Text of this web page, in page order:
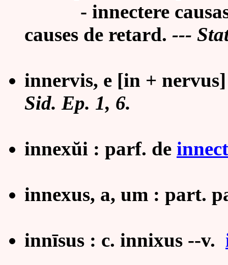
- innectere causas
causes de retard. ---
innervis, e [in +
Sid. Ep. 1, 6.
innexŭi : parf. de
innexus, a, um : part.
innīsus : c. innixus --v.